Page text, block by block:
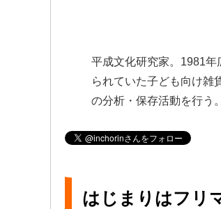
平成文化研究家。1981
られていた子ども向け雑
の分析・保存活動を行う。
はじまりはフリ